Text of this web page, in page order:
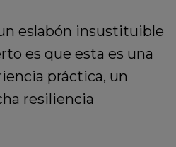
eslabón insustituible
es que esta es una
práctica, un
resiliencia